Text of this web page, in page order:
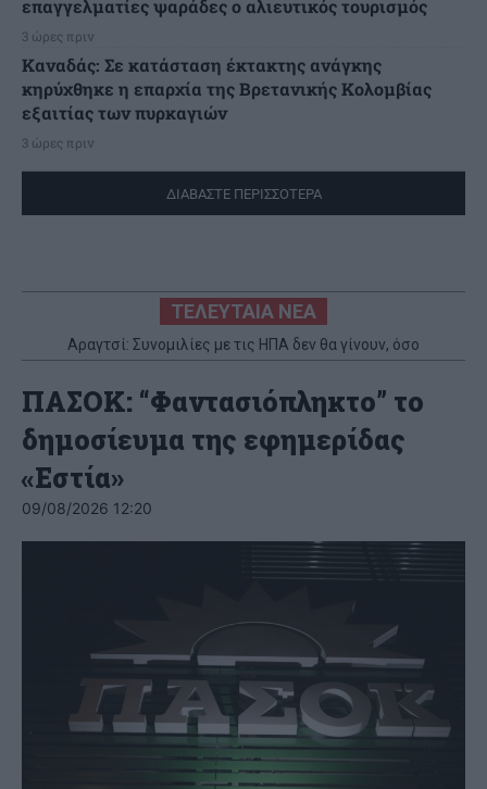
επαγγελματίες ψαράδες ο αλιευτικός τουρισμός
3 ώρες πριν
Καναδάς: Σε κατάσταση έκτακτης ανάγκης
κηρύχθηκε η επαρχία της Βρετανικής Κολομβίας
εξαιτίας των πυρκαγιών
3 ώρες πριν
ΔΙΑΒΑΣΤΕ ΠΕΡΙΣΣΟΤΕΡΑ